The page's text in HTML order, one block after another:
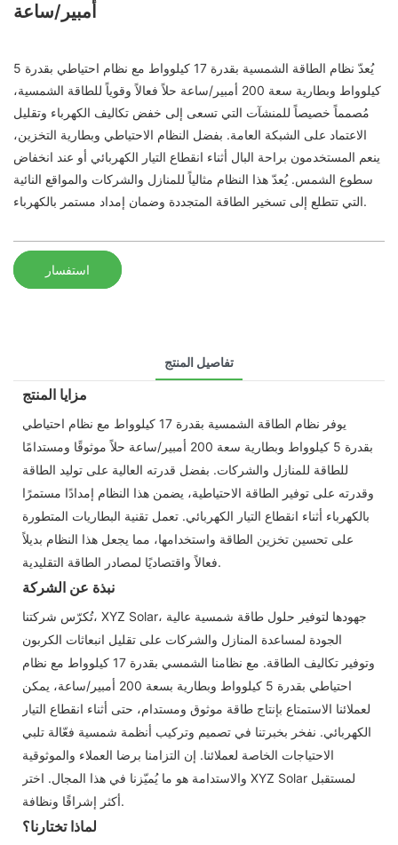
أمبير/ساعة
يُعدّ نظام الطاقة الشمسية بقدرة 17 كيلوواط مع نظام احتياطي بقدرة 5
كيلوواط وبطارية سعة 200 أمبير/ساعة حلاً فعالاً وقوياً للطاقة الشمسية،
مُصمماً خصيصاً للمنشآت التي تسعى إلى خفض تكاليف الكهرباء وتقليل
الاعتماد على الشبكة العامة. بفضل النظام الاحتياطي وبطارية التخزين،
ينعم المستخدمون براحة البال أثناء انقطاع التيار الكهربائي أو عند انخفاض
سطوع الشمس. يُعدّ هذا النظام مثالياً للمنازل والشركات والمواقع النائية
التي تتطلع إلى تسخير الطاقة المتجددة وضمان إمداد مستمر بالكهرباء.
استفسار
تفاصيل المنتج
مزايا المنتج
يوفر نظام الطاقة الشمسية بقدرة 17 كيلوواط مع نظام احتياطي
بقدرة 5 كيلوواط وبطارية سعة 200 أمبير/ساعة حلاً موثوقًا ومستدامًا
للطاقة للمنازل والشركات. بفضل قدرته العالية على توليد الطاقة
وقدرته على توفير الطاقة الاحتياطية، يضمن هذا النظام إمدادًا مستمرًا
بالكهرباء أثناء انقطاع التيار الكهربائي. تعمل تقنية البطاريات المتطورة
على تحسين تخزين الطاقة واستخدامها، مما يجعل هذا النظام بديلاً
فعالاً واقتصاديًا لمصادر الطاقة التقليدية.
نبذة عن الشركة
تُكرّس شركتنا، XYZ Solar، جهودها لتوفير حلول طاقة شمسية عالية
الجودة لمساعدة المنازل والشركات على تقليل انبعاثات الكربون
وتوفير تكاليف الطاقة. مع نظامنا الشمسي بقدرة 17 كيلوواط مع نظام
احتياطي بقدرة 5 كيلوواط وبطارية بسعة 200 أمبير/ساعة، يمكن
لعملائنا الاستمتاع بإنتاج طاقة موثوق ومستدام، حتى أثناء انقطاع التيار
الكهربائي. نفخر بخبرتنا في تصميم وتركيب أنظمة شمسية فعّالة تلبي
الاحتياجات الخاصة لعملائنا. إن التزامنا برضا العملاء والموثوقية
والاستدامة هو ما يُميّزنا في هذا المجال. اختر XYZ Solar لمستقبل
أكثر إشراقًا ونظافة.
لماذا تختارنا؟